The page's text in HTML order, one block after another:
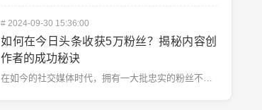
# 2024-09-30 15:36:00
如何在今日头条收获5万粉丝？揭秘内容创
作者的成功秘诀